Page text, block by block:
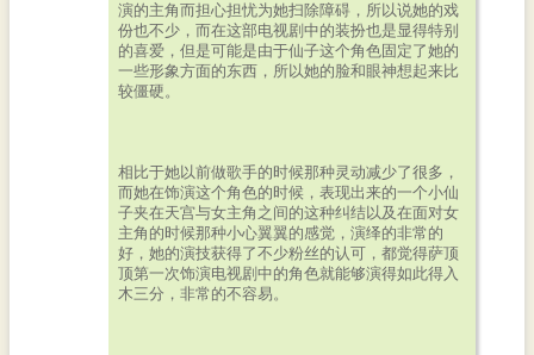
演的主角而担心担忧为她扫除障碍，所以说她的戏
份也不少，而在这部电视剧中的装扮也是显得特别
的喜爱，但是可能是由于仙子这个角色固定了她的
一些形象方面的东西，所以她的脸和眼神想起来比
较僵硬。
相比于她以前做歌手的时候那种灵动减少了很多，
而她在饰演这个角色的时候，表现出来的一个小仙
子夹在天宫与女主角之间的这种纠结以及在面对女
主角的时候那种小心翼翼的感觉，演绎的非常的
好，她的演技获得了不少粉丝的认可，都觉得萨顶
顶第一次饰演电视剧中的角色就能够演得如此得入
木三分，非常的不容易。